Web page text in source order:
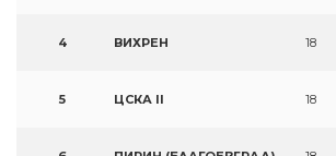
4 ВИХРЕН 18
5 ЦСКА II 18